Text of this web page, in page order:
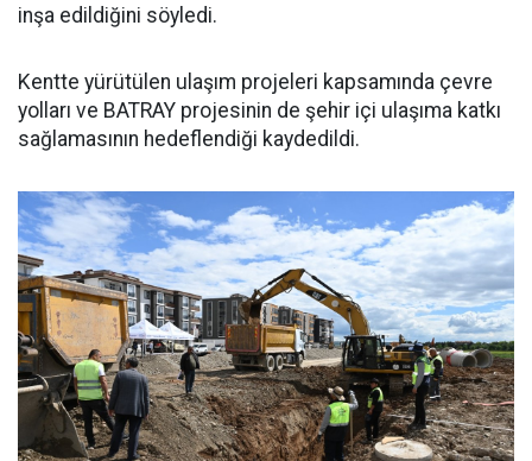
inşa edildiğini söyledi.
Kentte yürütülen ulaşım projeleri kapsamında çevre
yolları ve BATRAY projesinin de şehir içi ulaşıma katkı
sağlamasının hedeflendiği kaydedildi.